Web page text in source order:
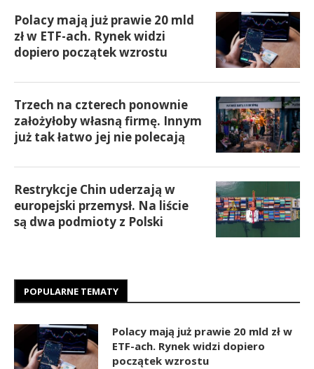
Polacy mają już prawie 20 mld
zł w ETF-ach. Rynek widzi
dopiero początek wzrostu
Trzech na czterech ponownie
założyłoby własną firmę. Innym
już tak łatwo jej nie polecają
Restrykcje Chin uderzają w
europejski przemysł. Na liście
są dwa podmioty z Polski
POPULARNE TEMATY
Polacy mają już prawie 20 mld zł w
ETF-ach. Rynek widzi dopiero
początek wzrostu